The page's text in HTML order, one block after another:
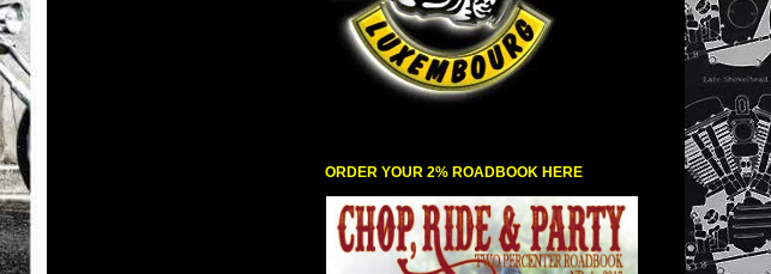
ORDER YOUR 2% ROADBOOK HERE